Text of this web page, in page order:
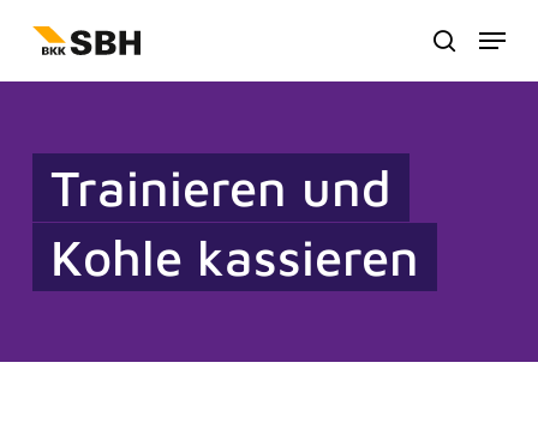
Hauptinhalt
suche
Menu
Trainieren und
Kohle kassieren